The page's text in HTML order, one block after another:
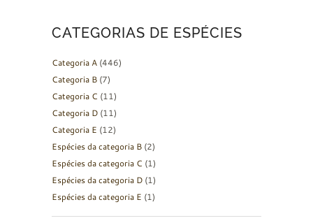
CATEGORIAS DE ESPÉCIES
Categoria A (446)
Categoria B (7)
Categoria C (11)
Categoria D (11)
Categoria E (12)
Espécies da categoria B (2)
Espécies da categoria C (1)
Espécies da categoria D (1)
Espécies da categoria E (1)